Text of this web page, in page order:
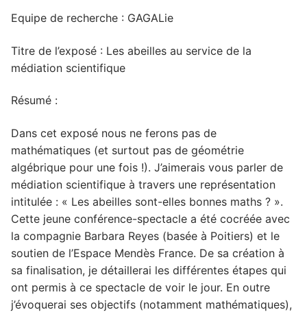
Equipe de recherche : GAGALie
Titre de l’exposé : Les abeilles au service de la
médiation scientifique
Résumé :
Dans cet exposé nous ne ferons pas de
mathématiques (et surtout pas de géométrie
algébrique pour une fois !). J’aimerais vous parler de
médiation scientifique à travers une représentation
intitulée : « Les abeilles sont-elles bonnes maths ? ».
Cette jeune conférence-spectacle a été cocréée avec
la compagnie Barbara Reyes (basée à Poitiers) et le
soutien de l’Espace Mendès France. De sa création à
sa finalisation, je détaillerai les différentes étapes qui
ont permis à ce spectacle de voir le jour. En outre
j’évoquerai ses objectifs (notamment mathématiques),